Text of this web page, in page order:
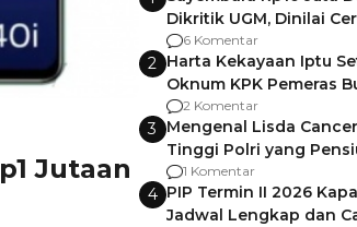
Jutaan
Dikritik UGM, Dinilai
Gagalnya Negara Jamin
6 Komentar
2 Harta Kekayaan Iptu
Oknum KPK Pemeras
Pemalang
2 Komentar
3 Mengenal Lisda
Tinggi Polri yang
Usai Jadi Brigjen
1 Komentar
4 PIP Termin II 2026
Jadwal Lengkap dan